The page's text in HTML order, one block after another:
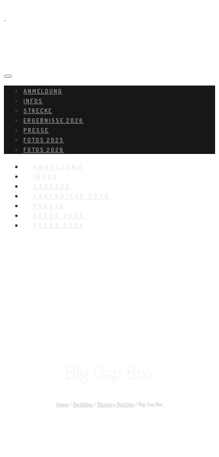
ANMELDUNG
INFOS
STRECKE
ERGEBNISSE 2026
PRESSE
FOTOS 2025
FOTOS 2026
Home/ Portfolios/ Masonry Portfolio/ Big Gap Box